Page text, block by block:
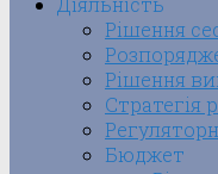
Рішення
Рішення
Стратегія
Бюджет